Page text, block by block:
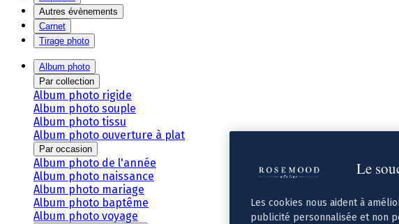
Autres évènements
Carnet
Tirage photo
Album photo
Par collection
Album photo rigide
Album photo souple
Album photo tissu
Album photo ouverture à plat
Par occasion
Album photo de l'année
Album photo naissance
Album photo mariage
Album photo baptême
Album photo voyage
Le
Les cookies nous aident à
publicité personnalisée et non